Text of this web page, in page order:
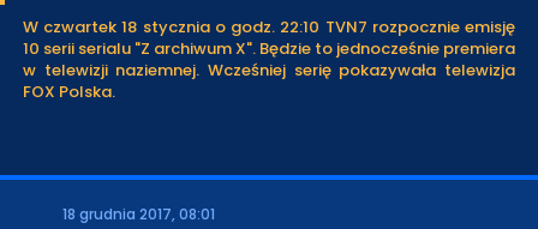
W czwartek 18 stycznia o godz. 22:10 TVN7 rozpocznie emisję
10 serii serialu "Z archiwum X". Będzie to jednocześnie premiera
w telewizji naziemnej. Wcześniej serię pokazywała telewizja
FOX Polska.
18 grudnia 2017, 08:01